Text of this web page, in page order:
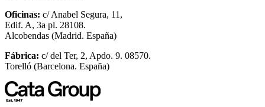
Oficinas: c/ Anabel Segura, 11,
Edif. A, 3a pl. 28108.
Alcobendas (Madrid. España)
Fábrica: c/ del Ter, 2, Apdo. 9. 08570.
Torelló (Barcelona. España)